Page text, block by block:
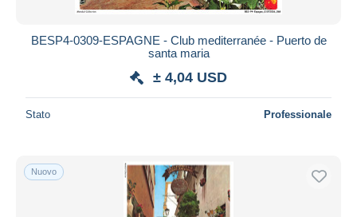
Bancontact
Residenza del venditore
BESP4-0309-ESPAGNE - Club mediterranée - Puerto de
santa maria
± 4,04 USD
Stato Professionale
Nuovo